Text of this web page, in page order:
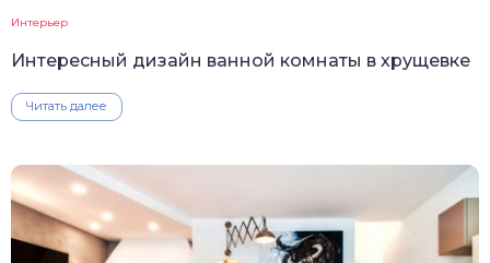
Интерьер
Интересный дизайн ванной комнаты в хрущевке
Читать далее